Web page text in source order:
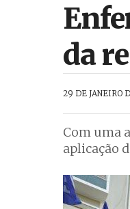
da
29 DE JANEIRO
Com uma
aplicação